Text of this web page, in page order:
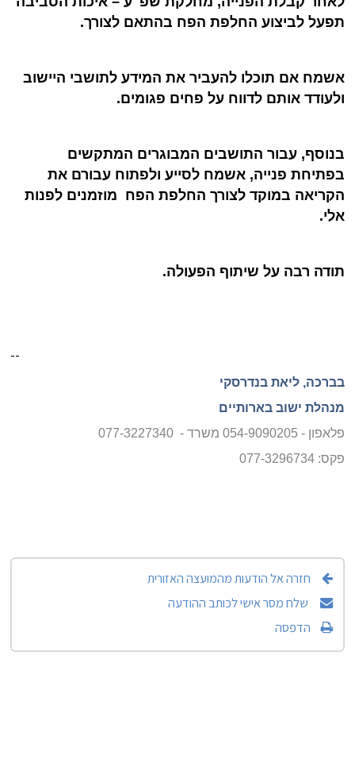
תפעל לביצוע החלפת הפח בהתאם לצורך.
אשמח אם תוכלו להעביר את המידע לתושבי היישוב
ולעודד אותם לדווח על פחים פגומים.
בנוסף, עבור התושבים המבוגרים המתקשים
בפתיחת פנייה, אשמח לסייע ולפתוח עבורם את
הקריאה במוקד לצורך החלפת הפח מוזמנים לפנות
אלי.
תודה רבה על שיתוף הפעולה.
--
בברכה, ליאת בנדרסקי
מנהלת ישוב בארותיים
פלאפון - 054-9090205 משרד - 077-3227340
פקס: 077-3296734
חזרה אל הודעות מהמועצה האזורית
שלח מסר אישי לכותב ההודעה
הדפסה